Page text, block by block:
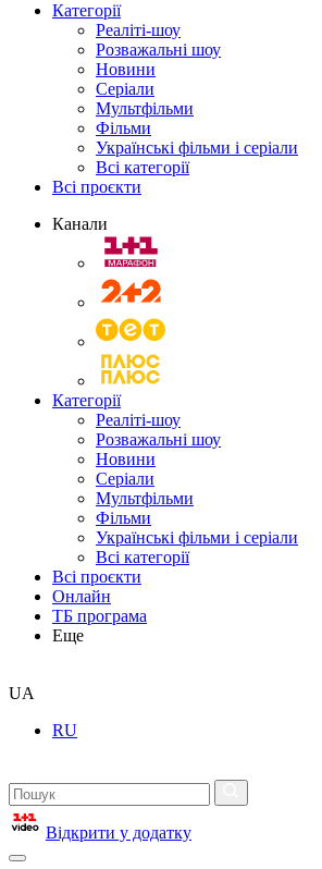
Категорії
Реаліті-шоу
Розважальні шоу
Новини
Серіали
Мультфільми
Фільми
Українські фільми і серіали
Всі категорії
Всі проєкти
Канали
Категорії
Реаліті-шоу
Розважальні шоу
Новини
Серіали
Мультфільми
Фільми
Українські фільми і серіали
Всі категорії
Всі проєкти
Онлайн
ТБ програма
Еще
UA
RU
Відкрити у додатку